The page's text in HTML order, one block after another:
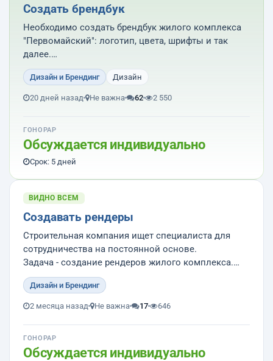
Создать брендбук
Необходимо создать брендбук жилого комплекса
"Первомайский": логотип, цвета, шрифты и так
далее.
Также нужен брендбук для строительной группы
компаний.
Дизайн и Брендинг Дизайн
20 дней назад Не важна 62 2 550
ГОНОРАР
Обсуждается индивидуально
Срок: 5 дней
ВИДНО ВСЕМ
Создавать рендеры
Строительная компания ищет специалиста для
сотрудничества на постоянной основе.
Задача - создание рендеров жилого комплекса.
Пример рендеров находится по ссылке
https://disk.360.yandex.ru/d/VeOH85CC71i_rQ
Дизайн и Брендинг
2 месяца назад Не важна 17 646
ГОНОРАР
Обсуждается индивидуально